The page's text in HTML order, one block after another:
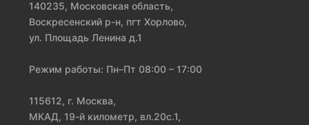
140235, Московская область,
Воскресенский р-н, пгт Хорлово,
ул. Площадь Ленина д.1
Режим работы: Пн–Пт 08:00 – 17:00
115612, г. Москва,
МКАД, 19-й километр, вл.20с.1,